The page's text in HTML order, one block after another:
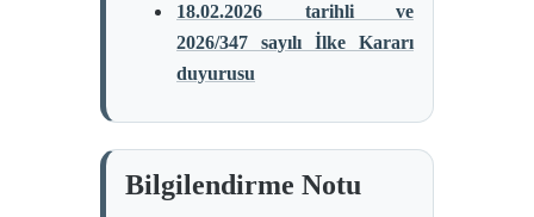
18.02.2026 tarihli ve
2026/347 sayılı İlke Kararı
duyurusu
Bilgilendirme Notu